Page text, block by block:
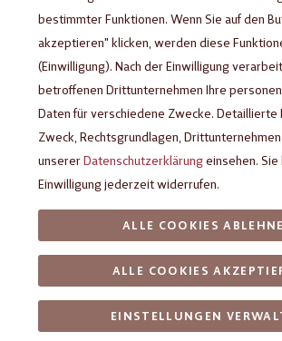
Heilemann Caramel
Chocolate Orange, 80 g
Zart schmelzende Karamell-Schokolade
bestimmter Funktionen. Wenn Sie auf den
akzeptieren" klicken, werden diese
(Einwilligung). Nach der Einwilligung
betroffenen Drittunternehmen Ihre
Daten für verschiedene Zwecke. Detaillierte
Zweck, Rechtsgrundlagen,
unsererDatenschutzerklärungeinsehen. Sie
Einwilligung jederzeit widerrufen.
EINSTELLUNGEN
ALLE COOKIES
ALLE COOKIES